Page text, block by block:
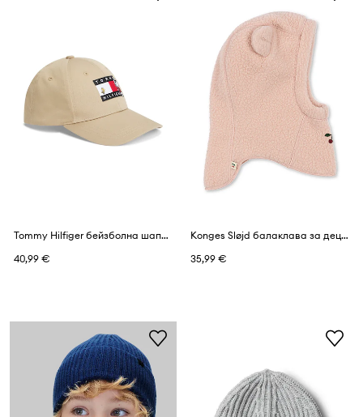
Tommy Hilfiger бейзболна шапка за деца от памук x Peanuts
40,99 €
Konges Sløjd балаклава за деца от полар SAFA HELMET GRS
35,99 €